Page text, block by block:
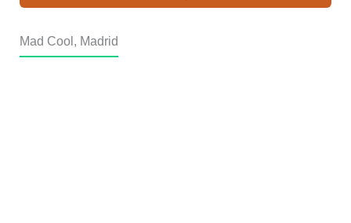
Mad Cool, Madrid